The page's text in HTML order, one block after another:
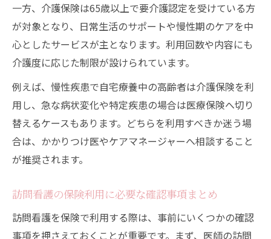
一方、介護保険は65歳以上で要介護認定を受けている方
が対象となり、日常生活のサポートや慢性期のケアを中
心としたサービスが主となります。利用回数や内容にも
介護度に応じた制限が設けられています。
例えば、慢性疾患で自宅療養中の高齢者は介護保険を利
用し、急な病状変化や特定疾患の場合は医療保険へ切り
替えるケースもあります。どちらを利用すべきか迷う場
合は、かかりつけ医やケアマネージャーへ相談すること
が推奨されます。
訪問看護の保険利用に必要な確認事項まとめ
訪問看護を保険で利用する際は、事前にいくつかの確認
事項を押さえておくことが重要です。まず、医師の訪問